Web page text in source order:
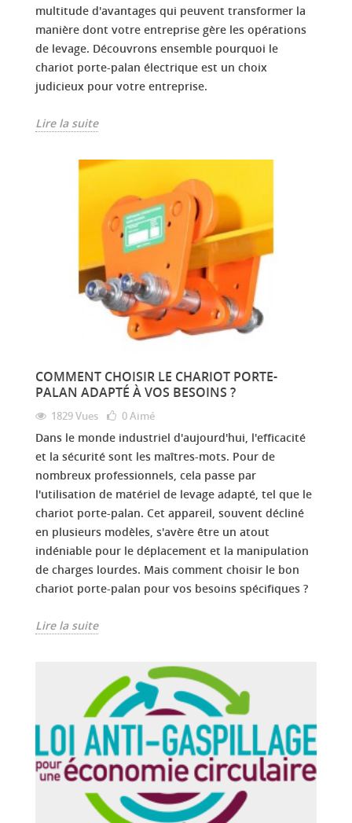
multitude d'avantages qui peuvent transformer la
manière dont votre entreprise gère les opérations
de levage. Découvrons ensemble pourquoi le
chariot porte-palan électrique est un choix
judicieux pour votre entreprise.
Lire la suite
COMMENT CHOISIR LE CHARIOT PORTE-
PALAN ADAPTÉ À VOS BESOINS ?
1829 Vues 0Aimé
Dans le monde industriel d'aujourd'hui, l'efficacité
et la sécurité sont les maîtres-mots. Pour de
nombreux professionnels, cela passe par
l'utilisation de matériel de levage adapté, tel que le
chariot porte-palan. Cet appareil, souvent décliné
en plusieurs modèles, s'avère être un atout
indéniable pour le déplacement et la manipulation
de charges lourdes. Mais comment choisir le bon
chariot porte-palan pour vos besoins spécifiques ?
Lire la suite